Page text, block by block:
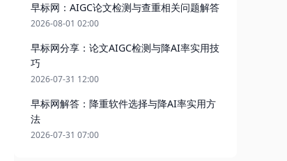
早标网：AIGC论文检测与查重相关问题解答
2026-08-01 02:00
早标网分享：论文AIGC检测与降AI率实用技
巧
2026-07-31 12:00
早标网解答：降重软件选择与降AI率实用方
法
2026-07-31 07:00